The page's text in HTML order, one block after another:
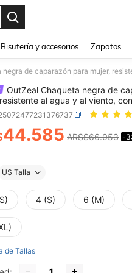
Bisutería y accesorios Zapatos
OutZeal Chaqueta negra de
al agua y al viento,
ajustable en la cintura, para
y actividades al aire libre
AND
44.585 ARS$66.053 -
US Talla
4 (S) 6 (M)
de Tallas